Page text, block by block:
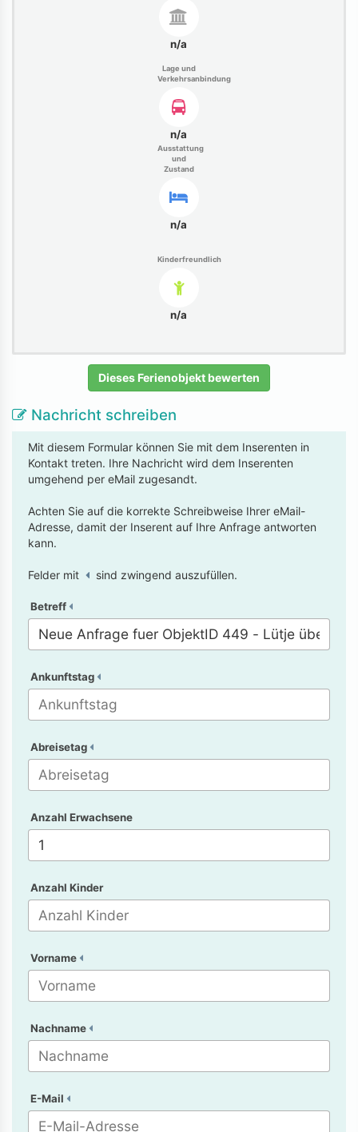
n/a
Lage und
Verkehrsanbindung
n/a
Ausstattung
und
Zustand
n/a
Kinderfreundlich
n/a
Dieses Ferienobjekt bewerten
Nachricht schreiben
Mit diesem Formular können Sie mit dem Inserenten in
Kontakt treten. Ihre Nachricht wird dem Inserenten
umgehend per eMail zugesandt.
Achten Sie auf die korrekte Schreibweise Ihrer eMail-
Adresse, damit der Inserent auf Ihre Anfrage antworten
kann.
Felder mit sind zwingend auszufüllen.
Betreff
Ankunftstag
Abreisetag
Anzahl Erwachsene
Anzahl Kinder
Vorname
Nachname
E-Mail